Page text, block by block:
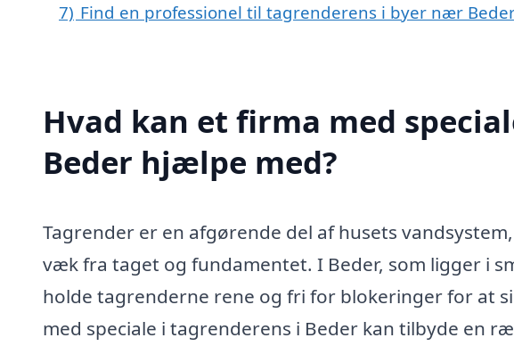
7) Find en professionel til tagrenderens i byer nær
Hvad kan et firma med
Beder hjælpe med?
Tagrender er en afgørende del af husets
væk fra taget og fundamentet. I Beder, som ligger i
holde tagrenderne rene og fri for blokeringer for at
med speciale i tagrenderens i Beder kan tilbyde en